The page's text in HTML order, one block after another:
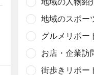
地域のスポー
グルメリポー
お店・企業訪
街歩きリポー